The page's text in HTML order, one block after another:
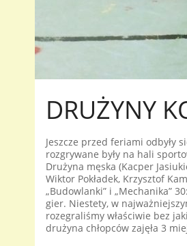
DRUŻYNY
Jeszcze przed feriami odbyły
rozgrywane były na hali
Drużyna męska (Kacper
Wiktor Pokładek, Krzysztof
„Budowlanki” i „Mechanika”
gier. Niestety, w
rozegraliśmy właściwie bez
drużyna chłopców zajęła 3